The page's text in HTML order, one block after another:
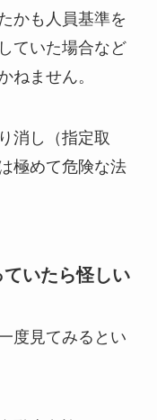
かも人員基準を
ていた場合など
ねません。
消し（指定取
極めて危険な法
いたら怪しい
度見てみるとい